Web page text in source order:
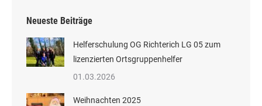
Neueste Beiträge
Helferschulung OG Richterich LG 05 zum
lizenzierten Ortsgruppenhelfer
01.03.2026
Weihnachten 2025